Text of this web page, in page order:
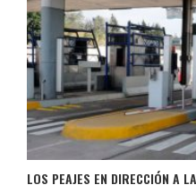
LOS PEAJES EN DIRECCIÓN A